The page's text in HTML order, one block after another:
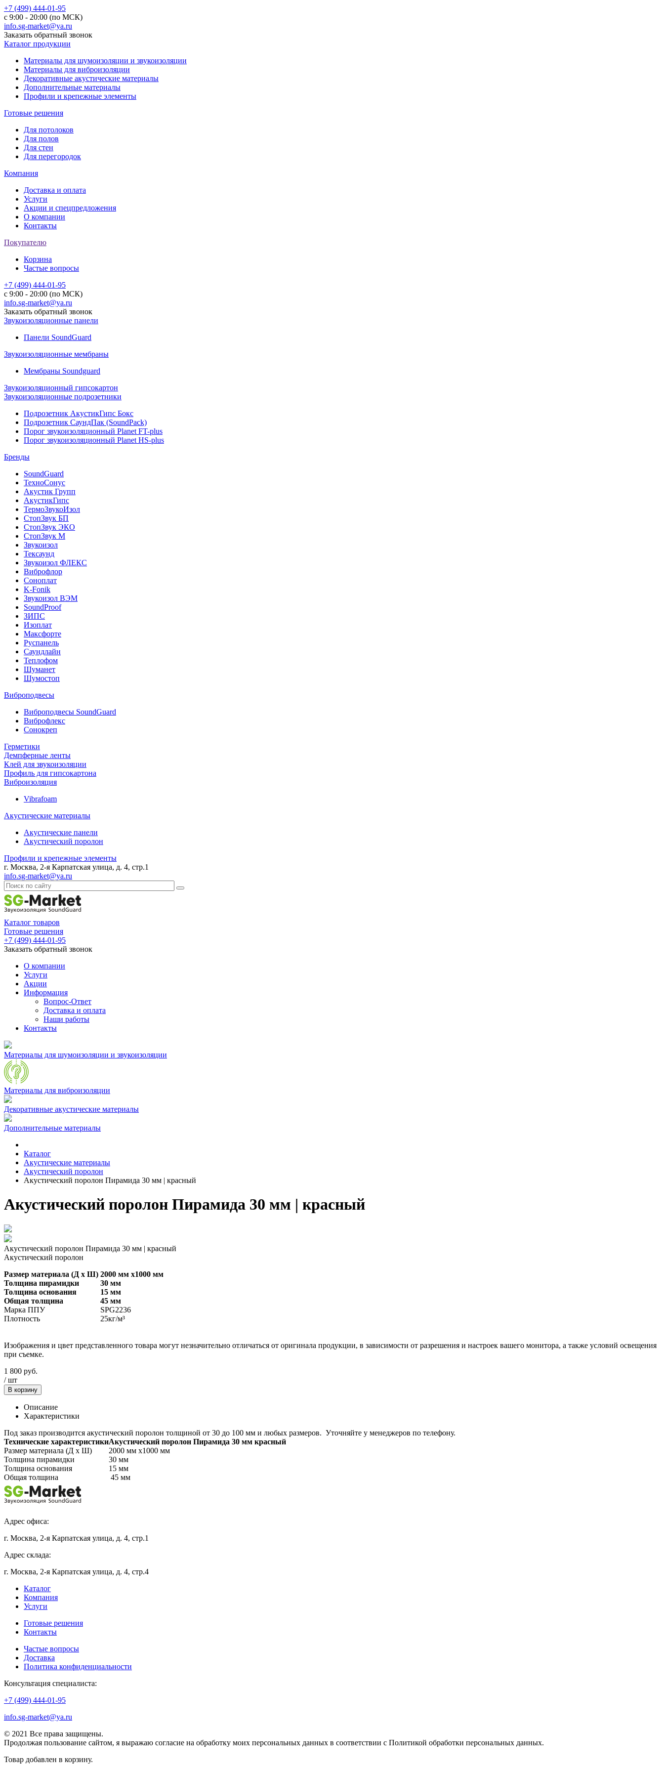
+7 (499) 444-01-95
с 9:00 - 20:00 (по МСК)
info.sg-market@ya.ru
Заказать обратный звонок
Каталог продукции
Материалы для шумоизоляции и звукоизоляции
Материалы для виброизоляции
Декоративные акустические материалы
Дополнительные материалы
Профили и крепежные элементы
Готовые решения
Для потолоков
Для полов
Для стен
Для перегородок
Компания
Доставка и оплата
Услуги
Акции и спецпредложения
О компании
Контакты
Покупателю
Корзина
Частые вопросы
+7 (499) 444-01-95
с 9:00 - 20:00 (по МСК)
info.sg-market@ya.ru
Заказать обратный звонок
Звукоизоляционные панели
Панели SoundGuard
Звукоизоляционные мембраны
Мембраны Soundguard
Звукоизоляционный гипсокартон
Звукоизоляционные подрозетники
Подрозетник АкустикГипс Бокс
Подрозетник СаундПак (SoundPack)
Порог звукоизоляционный Planet FT-plus
Порог звукоизоляционный Planet HS-plus
Бренды
SoundGuard
ТехноСонус
Акустик Групп
АкустикГипс
ТермоЗвукоИзол
СтопЗвук БП
СтопЗвук ЭКО
СтопЗвук М
Звукоизол
Тексаунд
Звукоизол ФЛЕКС
Виброфлор
Соноплат
K-Fonik
Звукоизол ВЭМ
SoundProof
ЗИПС
Изоплат
Максфорте
Руспанель
Саундлайн
Теплофом
Шуманет
Шумостоп
Виброподвесы
Виброподвесы SoundGuard
Виброфлекс
Сонокреп
Герметики
Демпферные ленты
Клей для звукоизоляции
Профиль для гипсокартона
Виброизоляция
Vibrafoam
Акустические материалы
Акустические панели
Акустический поролон
Профили и крепежные элементы
г. Москва, 2-я Карпатская улица, д. 4, стр.1
info.sg-market@ya.ru
Каталог товаров
Готовые решения
+7 (499) 444-01-95
Заказать обратный звонок
О компании
Услуги
Акции
Информация
Вопрос-Ответ
Доставка и оплата
Наши работы
Контакты
Материалы для шумоизоляции и звукоизоляции
Материалы для виброизоляции
Декоративные акустические материалы
Дополнительные материалы
Каталог
Акустические материалы
Акустический поролон
Акустический поролон Пирамида 30 мм | красный
Акустический поролон Пирамида 30 мм | красный
Акустический поролон Пирамида 30 мм | красный
Акустический поролон
Размер материала (Д х Ш) 2000 мм х1000 мм
Толщина пирамидки
30 мм
Толщина основания
15 мм
Общая толщина
45 мм
Марка ППУ
SPG2236
Плотность
25кг/м³
Изображения и цвет представленного товара могут незначительно отличаться от оригинала продукции, в зависимости от разрешения и настроек вашего монитора, а также условий освещения
при съемке.
1 800 руб.
/шт
В корзину
Описание
Характеристики
Под заказ производится акустический поролон толщиной от 30 до 100 мм и любых размеров. Уточняйте у менеджеров по телефону.
Технические характеристикиАкустический поролон Пирамида 30 мм красный
Размер материала (Д х Ш)
2000 мм х1000 мм
Толщина пирамидки
30 мм
Толщина основания
15 мм
Общая толщина
45 мм
Адрес офиса:
г. Москва, 2-я Карпатская улица, д. 4, стр.1
Адрес склада:
г. Москва, 2-я Карпатская улица, д. 4, стр.4
Каталог
Компания
Услуги
Готовые решения
Контакты
Частые вопросы
Доставка
Политика конфиденциальности
Консультация специалиста:
+7 (499) 444-01-95
info.sg-market@ya.ru
© 2021 Все права защищены.
Продолжая пользование сайтом, я выражаю согласие на обработку моих персональных данных в соответствии с Политикой обработки персональных данных.
Товар добавлен в корзину.